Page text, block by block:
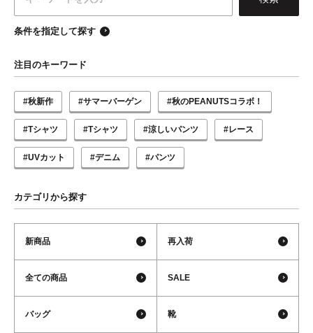
条件を指定して探す
注目のキーワード
#秋新作 #サマーバーゲン #秋のPEANUTSコラボ！
#Tシャツ #Tシャツ #涼しいパンツ #レース
#UVカット #デニム #パンツ
カテゴリから探す
新商品 再入荷
全ての商品 SALE
バッグ 靴